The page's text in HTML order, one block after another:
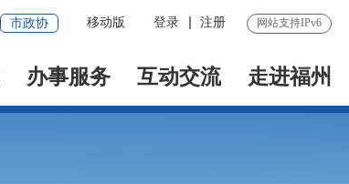
市政协 移动版 登录 注册 网站支持IPv6
办事服务 互动交流 走进福州